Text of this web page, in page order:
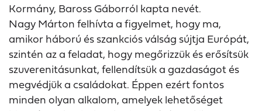
Kormány, Baross Gáborról kapta nevét.
Nagy Márton felhívta a figyelmet, hogy ma,
amikor háború és szankciós válság sújtja Európát,
szintén az a feladat, hogy megőrizzük és erősítsük
szuverenitásunkat, fellendítsük a gazdaságot és
megvédjük a családokat. Éppen ezért fontos
minden olyan alkalom, amelyek lehetőséget